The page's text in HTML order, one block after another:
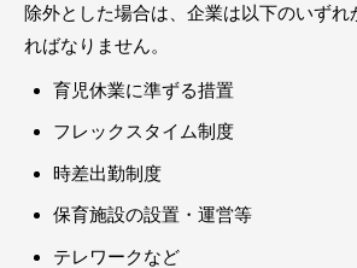
除外とした場合は、企業は以下のいずれ
ればなりません。
育児休業に準ずる措置
フレックスタイム制度
時差出勤制度
保育施設の設置・運営等
テレワークなど